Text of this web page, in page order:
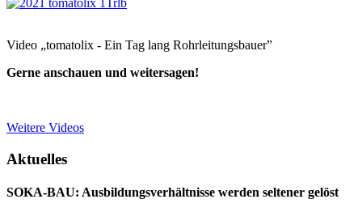
Video „tomatolix - Ein Tag lang Rohrleitungsbauer”
Gerne anschauen und weitersagen!
Weitere Videos
Aktuelles
SOKA-BAU: Ausbildungsverhältnisse werden seltener gelöst